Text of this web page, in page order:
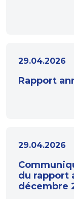
29.04.2026
Rapport
29.04.2026
du rapport
décembre